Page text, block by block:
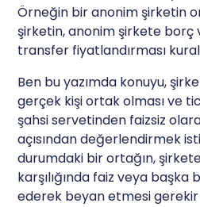
Örneğin bir anonim şirketin
şirketin, anonim şirkete borç
transfer fiyatlandırması
Ben bu yazımda konuyu,
gerçek kişi ortak olması ve
şahsi servetinden faizsiz
açısından değerlendirmek
durumdaki bir ortağın,
karşılığında faiz veya
ederek beyan etmesi gerekir